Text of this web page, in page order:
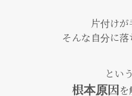
片付けが
そんな自分に
とい
根本原因を